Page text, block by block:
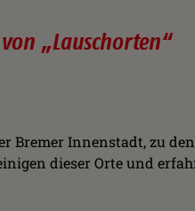
„Lauschorten“
Bremer Innenstadt, zu
dieser Orte und